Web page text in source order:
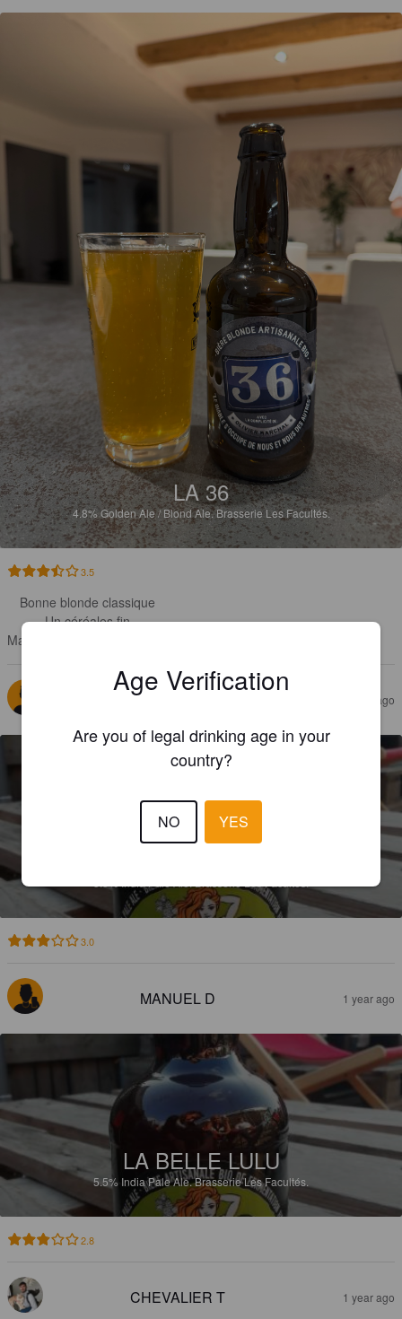
LA 36
4.8%Golden Ale / Blond Ale.Brasserie Les Facultés.
3.5
Bonne blonde classique
Un céréales fin
Manque un peu de mousse !
SAMOHTRANEM 9 months ago
3.0
MANUEL D 1 year ago
LA BELLE LULU
5.5% India Pale Ale.Brasserie Les Facultés.
2.8
CHEVALIER T 1 year ago
Age Verification
Are you of legal drinking age in your
country?
NO YES